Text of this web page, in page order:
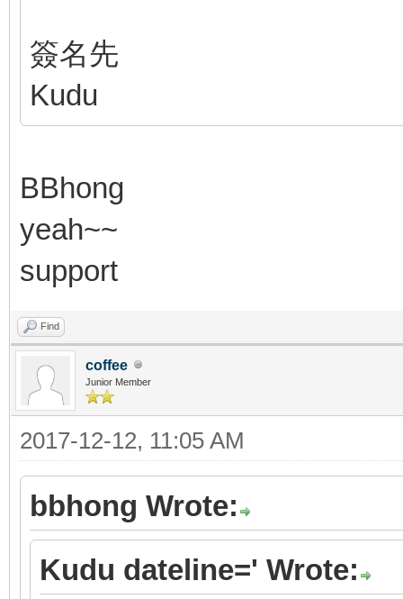
簽名先
Kudu
BBhong
yeah~~
support
Find
coffee
Junior Member
2017-12-12, 11:05 AM
bbhong Wrote:
Kudu dateline=' Wrote: